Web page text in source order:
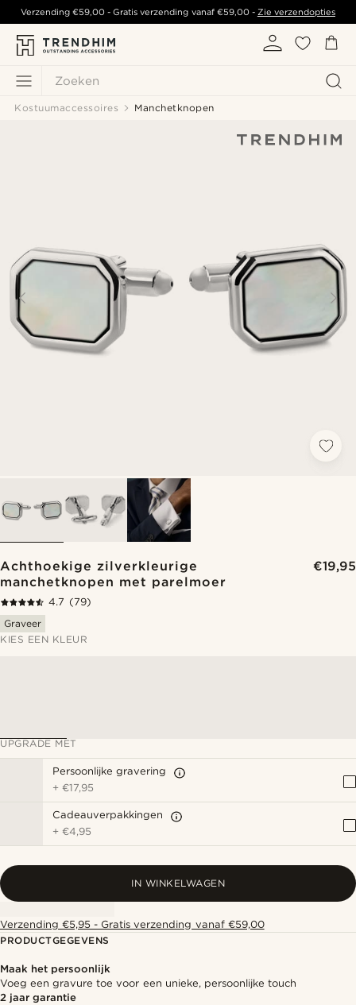
Zoeken
Verzending€59,00 - Gratis verzending vanaf €59,00- Zie verzendopties
Kostuumaccessoires Manchetknopen
Achthoekige zilverkleurige
manchetknopen met parelmoer
€19,95
4.7 (79)
Graveer
KIES EEN KLEUR
UPGRADE MET
Persoonlijke gravering
+€17,95
Cadeauverpakkingen
+€4,95
IN WINKELWAGEN
Verzending €5,95 - Gratis verzending vanaf €59,00
PRODUCTGEGEVENS
Maak het persoonlijk
Voeg een gravure toe voor een unieke, persoonlijke touch
2 jaar garantie